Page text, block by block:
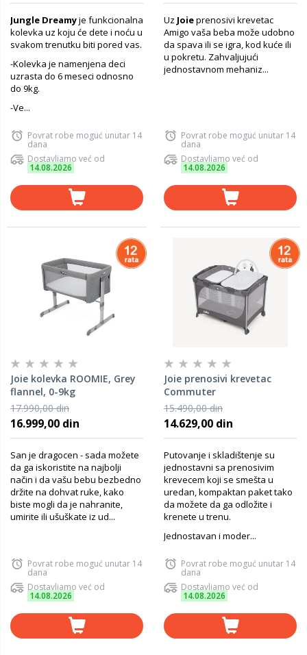
Jungle Dreamyje funkcionalna
kolevka uz koju će dete i noću u
svakom trenutku biti pored vas.
-Kolevka je namenjena deci
uzrasta do 6 meseci odnosno
do 9kg.
-Ve...
Povrat robe moguć unutar 14
dana
Dostavljamo već od
14.08.2026
Uz Joieprenosivi krevetac
Amigo vaša beba može udobno
da spava ili se igra, kod kuće ili
u pokretu. Zahvaljujući
jednostavnom mehaniz...
Povrat robe moguć unutar 14
dana
Dostavljamo već od
14.08.2026
Joie kolevka ROOMIE, Grey
flannel, 0-9kg
17.990,00 din
16.999,00 din
San je dragocen - sada možete
da ga iskoristite na najbolji
način i da vašu bebu bezbedno
držite na dohvat ruke, kako
biste mogli da je nahranite,
umirite ili ušuškate iz ud...
Povrat robe moguć unutar 14
dana
Dostavljamo već od
14.08.2026
Joie prenosivi krevetac
Commuter
Change&Snooze, Linen
Gray
15.490,00 din
14.629,00 din
Putovanje i skladištenje su
jednostavni sa prenosivim
krevecem koji se smešta u
uredan, kompaktan paket tako
da možete da ga odložite i
krenete u trenu.
Jednostavan i moder...
Povrat robe moguć unutar 14
dana
Dostavljamo već od
14.08.2026